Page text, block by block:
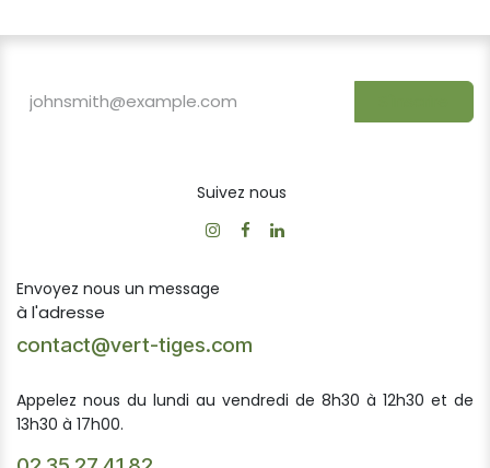
Suivez nous
Envoyez nous un message
à l'adresse
contact@vert-tiges.com
Appelez nous du lundi au vendredi de 8h30 à 12h30 et de
13h30 à 17h00.